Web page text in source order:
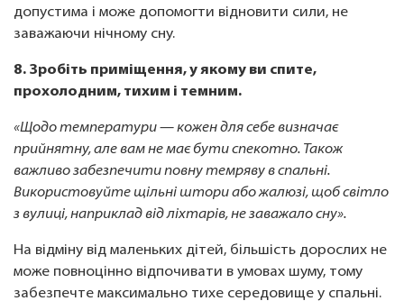
допустима і може допомогти відновити сили, не
заважаючи нічному сну.
8. Зробіть приміщення, у якому ви спите,
прохолодним, тихим і темним.
«Щодо температури — кожен для себе визначає
прийнятну, але вам не має бути спекотно. Також
важливо забезпечити повну темряву в спальні.
Використовуйте щільні штори або жалюзі, щоб світло
з вулиці, наприклад від ліхтарів, не заважало сну».
На відміну від маленьких дітей, більшість дорослих не
може повноцінно відпочивати в умовах шуму, тому
забезпечте максимально тихе середовище у спальні.